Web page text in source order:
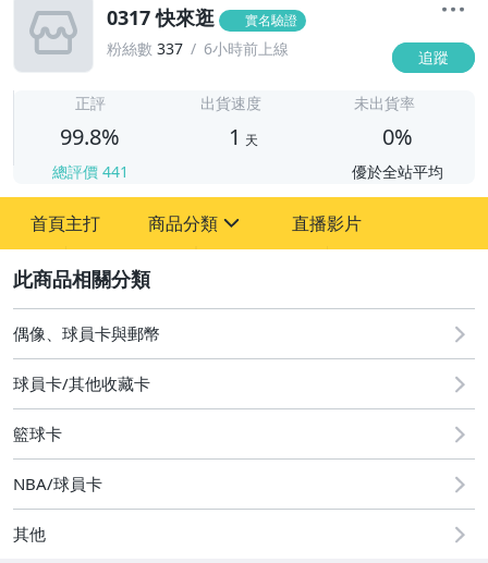
0317 快來逛 實名驗證
粉絲數 337 6小時前上線 追蹤
正評
99.8%
總評價 441
出貨速度
1 天
未出貨率
0%
優於全站平均
首頁主打 商品分類
偶像、球員卡與郵幣
直播影片
偶像、球員卡與郵幣
球員卡/其他收藏卡
籃球卡
NBA/球員卡
其他